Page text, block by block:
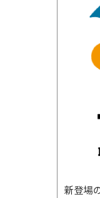
新登場